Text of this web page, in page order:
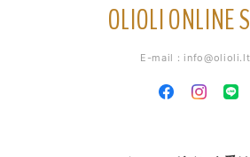
OLIOLI ONLINE
E-mail：